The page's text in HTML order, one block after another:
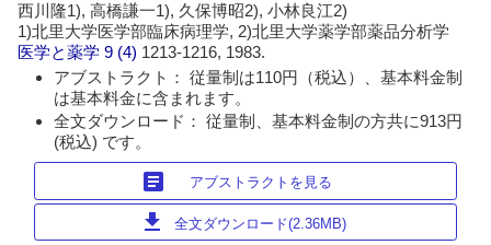
西川隆1), 高橋謙一1), 久保博昭2), 小林良江2)
1)北里大学医学部臨床病理学, 2)北里大学薬学部薬品分析学
医学と薬学 9 (4) 1213-1216, 1983.
アブストラクト： 従量制は110円（税込）、基本料金制
は基本料金に含まれます。
全文ダウンロード： 従量制、基本料金制の方共に913円
(税込) です。
article アブストラクトを見る
download 全文ダウンロード(2.36MB)